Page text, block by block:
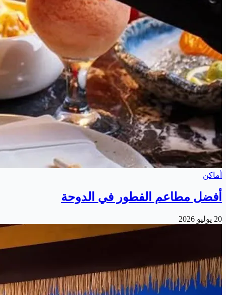
أماكن
أفضل مطاعم الفطور في الدوحة
20 يوليو 2026